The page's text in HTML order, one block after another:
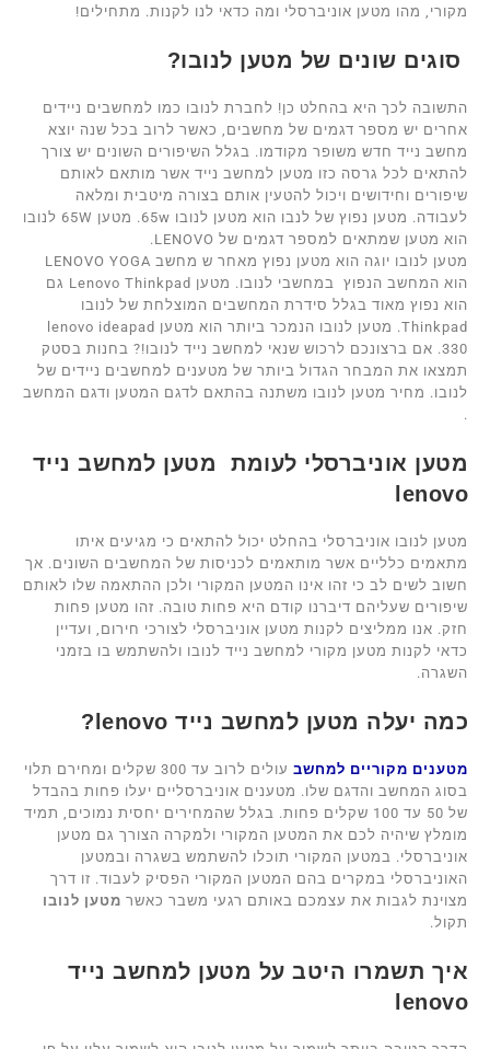
מקורי, מהו מטען אוניברסלי ומה כדאי לנו לקנות. מתחילים!
סוגים שונים של מטען לנובו?
התשובה לכך היא בהחלט כן! לחברת לנובו כמו למחשבים ניידים
אחרים יש מספר דגמים של מחשבים, כאשר לרוב בכל שנה יוצא
מחשב נייד חדש משופר מקודמו. בגלל השיפורים השונים יש צורך
להתאים לכל גרסה כזו מטען למחשב נייד אשר מותאם לאותם
שיפורים וחידושים ויכול להטעין אותם בצורה מיטבית ומלאה
לעבודה. מטען נפוץ של לנבו הוא מטען לנובו 65w. מטען 65W לנובו
הוא מטען שמתאים למספר דגמים של LENOVO.
מטען לנובו יוגה הוא מטען נפוץ מאחר ש מחשב LENOVO YOGA
הוא המחשב הנפוץ במחשבי לנובו. מטען Lenovo Thinkpad גם
הוא נפוץ מאוד בגלל סידרת המחשבים המוצלחת של לנובו
Thinkpad. מטען לנובו הנמכר ביותר הוא מטען lenovo ideapad
330. אם ברצונכם לרכוש שנאי למחשב נייד לנובו!? בחנות בסטק
תמצאו את המבחר הגדול ביותר של מטענים למחשבים ניידים של
לנובו. מחיר מטען לנובו משתנה בהתאם לדגם המטען ודגם המחשב
.
מטען אוניברסלי לעומת מטען למחשב נייד
lenovo
מטען לנובו אוניברסלי בהחלט יכול להתאים כי מגיעים איתו
מתאמים כלליים אשר מותאמים לכניסות של המחשבים השונים. אך
חשוב לשים לב כי זהו אינו המטען המקורי ולכן ההתאמה שלו לאותם
שיפורים שעליהם דיברנו קודם היא פחות טובה. זהו מטען פחות
חזק. אנו ממליצים לקנות מטען אוניברסלי לצורכי חירום, ועדיין
כדאי לקנות מטען מקורי למחשב נייד לנובו ולהשתמש בו בזמני
השגרה.
כמה יעלה מטען למחשב נייד lenovo
?
מטענים מקוריים למחשב
עולים לרוב עד 300 שקלים ומחירם תלוי
בסוג המחשב והדגם שלו. מטענים אוניברסליים יעלו פחות בהבדל
של 50 עד 100 שקלים פחות. בגלל שהמחירים יחסית נמוכים, תמיד
מומלץ שיהיה לכם את המטען המקורי ולמקרה הצורך גם מטען
אוניברסלי. במטען המקורי תוכלו להשתמש בשגרה ובמטען
האוניברסלי במקרים בהם המטען המקורי הפסיק לעבוד. זו דרך
מצוינת לגבות את עצמכם באותם רגעי משבר כאשר מטען לנובו
תקול.
איך תשמרו היטב על מטען למחשב נייד
lenovo